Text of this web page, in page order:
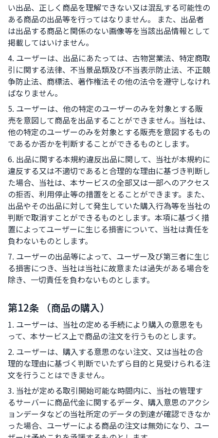
い出品、正しく商品を理解できない又は混乱する可能性の
ある商品の出品等を行ってはなりません。 また、出品者
は出品する商品と関係のない画像等を当該出品情報として
掲載してはいけません。
4. ユーザーは、出品にあたっては、古物営業法、特定商取
引に関する法律、不当景品類及び不当表示防止法、不正競
争防止法、商標法、著作権法その他の法令を遵守しなけれ
ばなりません。
5. ユーザーは、他の特定のユーザーのみを対象とする販
売を意図して商品を出品することができません。当社は、
他の特定のユーザーのみを対象とする販売を意図するもの
であるか否かを判断することができるものとします。
6. 出品に関する本規約違反出品に関して、当社が本規約に
違反する又は不適切であると合理的な理由に基づき判断し
た場合、当社は、本サービスの全部又は一部へのアクセス
の拒否、利用停止等の措置をとることができます。また、
出品やその出品に対して発生していた購入行為等を当社の
判断で取消すことができるものとします。本項に基づく措
置によってユーザーに生じる損害について、当社は責任を
負わないものとします。
7. ユーザーの出品等によって、ユーザー及び第三者に生じ
る損害につき、当社は当社に故意または過失がある場合を
除き、一切責任を負わないものとします。
第12条 （商品の購入）
1. ユーザーは、当社の定める手続により購入の意思をも
って、本サービス上で商品の注文を行うものとします。
2. ユーザーは、購入する意思のない注文、又は当社の合
理的な理由に基づく判断でいたずら目的と見受けられる注
文を行うことはできません。
3. 当社が定める取引開始可能な時間内に、当社の管理す
るサーバーに商品代金に関するデータ、購入意思のアクシ
ョンデータなどの当社所定のデータの到達が確認できなか
った場合、ユーザーによる商品の注文は無効になり、ユー